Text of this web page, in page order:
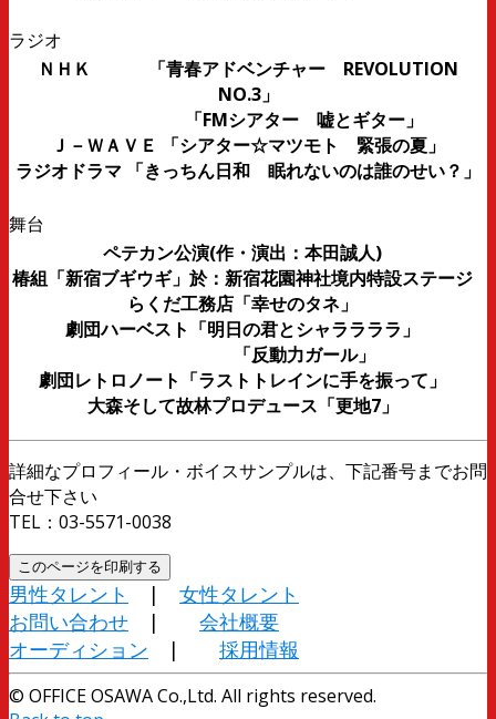
ラジオ
ＮＨＫ 「青春アドベンチャー REVOLUTION
NO.3」
「FMシアター 嘘とギター」
Ｊ－ＷＡＶＥ 「シアター☆マツモト 緊張の夏」
ラジオドラマ 「きっちん日和 眠れないのは誰のせい？」
舞台
ペテカン公演(作・演出：本田誠人)
椿組「新宿ブギウギ」於：新宿花園神社境内特設ステージ
らくだ工務店「幸せのタネ」
劇団ハーベスト「明日の君とシャララララ」
「反動力ガール」
劇団レトロノート「ラストトレインに手を振って」
大森そして故林プロデュース「更地7」
詳細なプロフィール・ボイスサンプルは、下記番号までお問
合せ下さい
TEL：03-5571-0038
男性タレント | 女性タレント
お問い合わせ | 会社概要
オーディション | 採用情報
© OFFICE OSAWA Co.,Ltd. All rights reserved.